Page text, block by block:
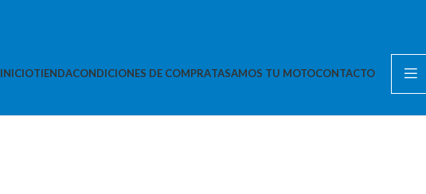
INICIOTIENDACONDICIONES DE COMPRATASAMOS TU MOTOCONTACTO